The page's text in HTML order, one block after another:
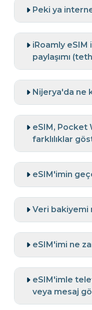
Peki ya
iRoamly
paylaşımı
Nijerya'da ne
eSIM, Pocket
farklılıklar
eSIM'imin
Veri bakiyemi
eSIM'imi ne
eSIM'imle
veya mesaj